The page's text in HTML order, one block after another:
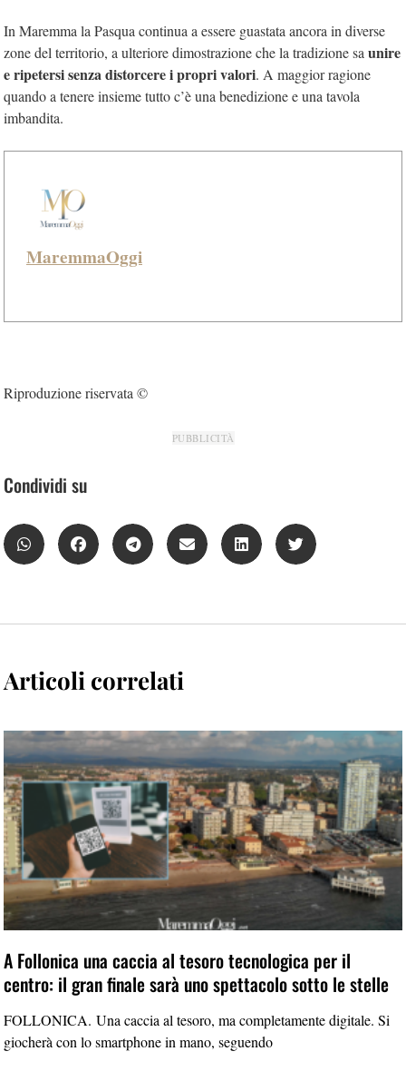
In Maremma la Pasqua continua a essere guastata ancora in diverse
zone del territorio, a ulteriore dimostrazione che la tradizione saunire
e ripetersi senza distorcere i propri valori. A maggior ragione
quando a tenere insieme tutto c’è una benedizione e una tavola
imbandita.
MaremmaOggi
Riproduzione riservata ©
PUBBLICITÀ
Condividi su
Articoli correlati
A Follonica una caccia al tesoro tecnologica per il
centro: il gran finale sarà uno spettacolo sotto le stelle
FOLLONICA. Una caccia al tesoro, ma completamente digitale. Si
giocherà con lo smartphone in mano, seguendo